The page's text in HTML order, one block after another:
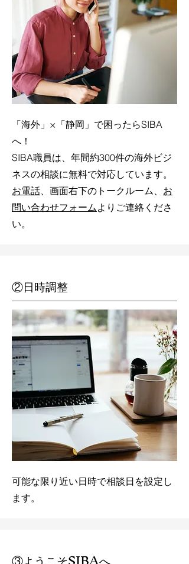
「海外」×「静岡」で困ったらSIBA
へ！
SIBA職員は、年間約300件の海外ビジ
ネスの相談に無料で対応しています。
お電話、画面右下のトークルーム、 お
問い合わせフォームよりご連絡くださ
い。
②日時調整
​可能な限り近い日時で相談日を設定し
ます。